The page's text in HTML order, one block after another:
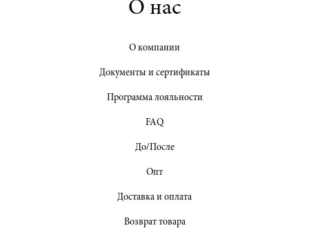
О нас
О компании
Документы и сертификаты
Программа лояльности
FAQ
До/После
Опт
Доставка и оплата
Возврат товара